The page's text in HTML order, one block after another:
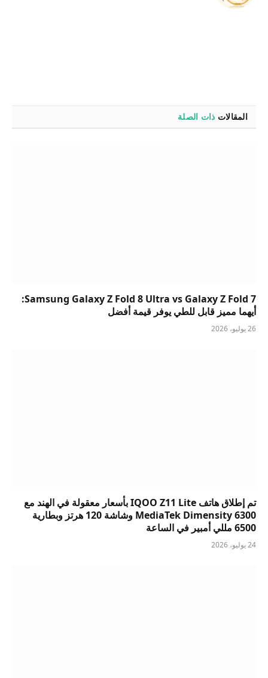
المقالات ذات الصلة
Samsung Galaxy Z Fold 8 Ultra vs Galaxy Z Fold 7:
أيهما مميز قابل للطي يوفر قيمة أفضل
26 يوليو، 2026
تم إطلاق هاتف IQOO Z11 Lite بأسعار معقولة في الهند مع
MediaTek Dimensity 6300 وشاشة 120 هرتز وبطارية
6500 مللي أمبير في الساعة
24 يوليو، 2026